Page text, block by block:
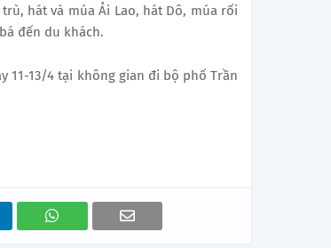
hát và múa Ải Lao, hát Dô, múa rối
đến du khách.
11-13/4 tại không gian đi bộ phố Trần